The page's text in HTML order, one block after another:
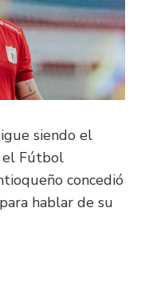
siendo el
el Fútbol
concedió
hablar de su